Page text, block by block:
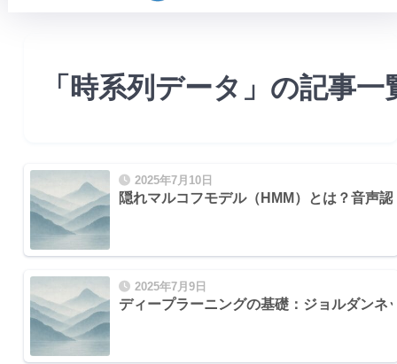
「時系列データ」の記事一
2025年7月10日
隠れマルコフモデル（HMM）とは？音声
2025年7月9日
ディープラーニングの基礎：ジョルダン